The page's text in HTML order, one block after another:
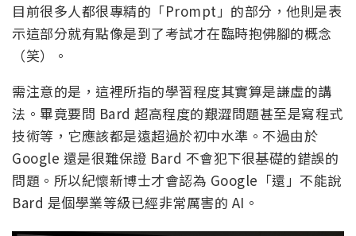
目前很多人都很專精的「Prompt」的部分，他則是表
示這部分就有點像是到了考試才在臨時抱佛腳的概念
（笑）。
需注意的是，這裡所指的學習程度其實算是謙虛的講
法。畢竟要問 Bard 超高程度的艱澀問題甚至是寫程式
技術等，它應該都是遠超過於初中水準。不過由於
Google 還是很難保證 Bard 不會犯下很基礎的錯誤的
問題。所以紀懷新博士才會認為 Google「還」不能說
Bard 是個學業等級已經非常厲害的 AI。